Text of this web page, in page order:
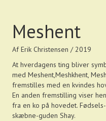
Meshent
Af Erik Christensen / 2019
At hverdagens ting bliver
med Meshent,Meshkhent,
fremstilles med en kvindes
En anden fremstilling viser
fra en ko på hovedet.
skæbne-guden Shay.